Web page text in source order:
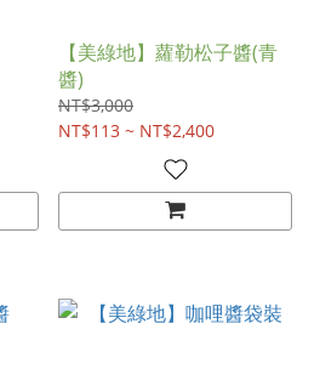
【美綠地】蘿勒松子醬(青
醬)
NT$3,000
NT$113 ~ NT$2,400